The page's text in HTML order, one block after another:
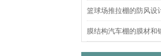
论坛暨上海大歌剧院观
篮球场推拉棚的防风设
些？抗风等级如何测试
膜结构汽车棚的膜材和
用寿命分别是多久？